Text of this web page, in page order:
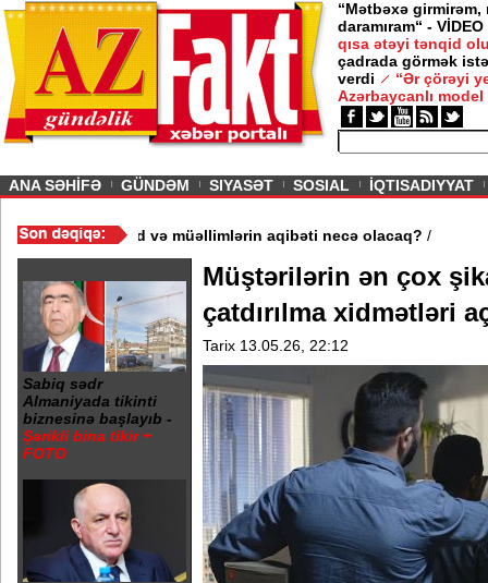
“Mətbəxə girmirəm,
daramıram“ - VİDEO
qısa ətəyi tənqid
çadrada görmək
verdi
“Ər çörəyi
Azərbaycanlı model
ANA SƏHİFƏ GÜNDƏM SIYASƏT SOSIAL İQTISADIYYAT
məktəb bağlandı - Şagird və müəllimlərin aqibəti necə olacaq?
Sabiq sədr
Almaniyada tikinti
biznesinə başlayıb -
Şərikli bina tikir +
FOTO
Müştərilərin ən çox
çatdırılma xidmətləri
Tarix 13.05.26, 22:12